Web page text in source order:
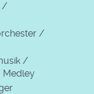
/
/
/
Medley